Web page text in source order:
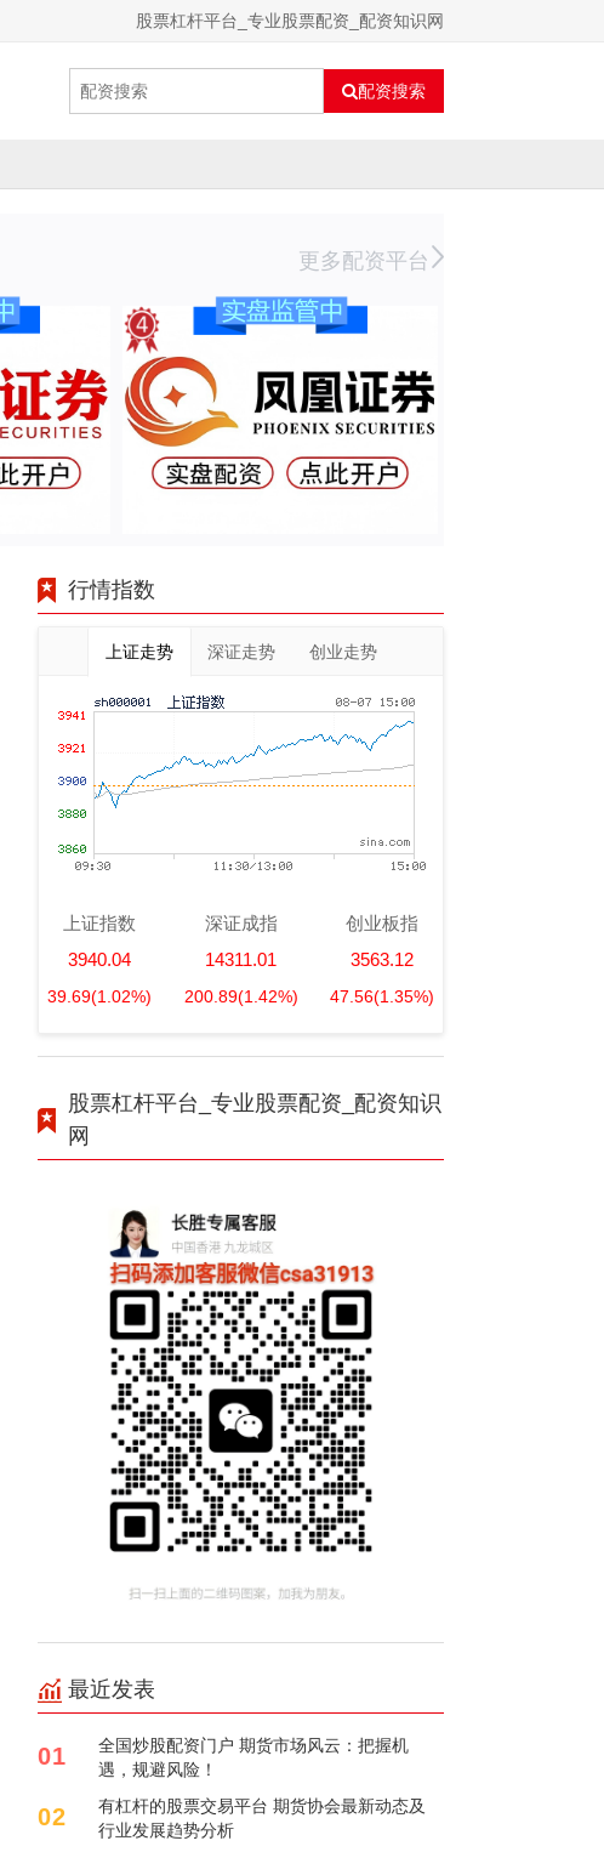
股票杠杆平台_专业股票配资_配资知识网
配资搜索
更多配资平台
行情指数
上证走势 深证走势 创业走势
上证指数
3940.04
39.69(1.02%)
深证成指
14311.01
200.89(1.42%)
创业板指
3563.12
47.56(1.35%)
股票杠杆平台_专业股票配资_配资知识
网
最近发表
01
全国炒股配资门户 期货市场风云：把握机
遇，规避风险！
02
有杠杆的股票交易平台 期货协会最新动态及
行业发展趋势分析